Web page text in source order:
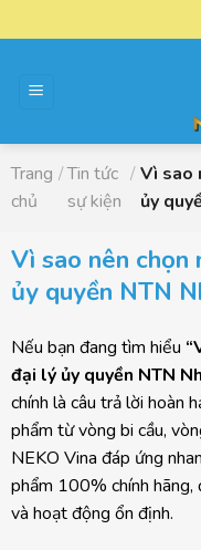
đến
dung
Trang
chủ
/ Tin tức
sự kiện
/ Vì sao
ủy
Vì sao nên chọn
ủy quyền NTN
Nếu bạn đang tìm hiểu
đại lý ủy quyền NTN
chính là câu trả lời hoàn
phẩm từ vòng bi cầu,
NEKO Vina đáp ứng
phẩm 100% chính
và hoạt động ổn định.